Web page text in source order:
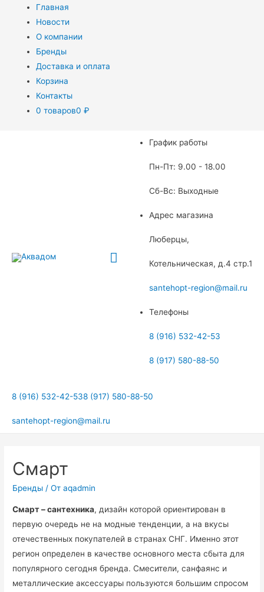
Главная
Новости
О компании
Бренды
Доставка и оплата
Корзина
Контакты
0 товаров0 ₽
Главное
График работы
Пн-Пт: 9.00 - 18.00
Сб-Вс: Выходные
Адрес магазина
Люберцы,
Котельническая, д.4 стр.1
santehopt-region@mail.ru
Телефоны
8 (916) 532-42-53
8 (917) 580-88-50
8 (916) 532-42-538 (917) 580-88-50
santehopt-region@mail.ru
Смарт
Бренды / Отaqadmin
Смарт – сантехника, дизайн которой ориентирован в
первую очередь не на модные тенденции, а на вкусы
отечественных покупателей в странах СНГ. Именно этот
регион определен в качестве основного места сбыта для
популярного сегодня бренда. Смесители, санфаянс и
металлические аксессуары пользуются большим спросом